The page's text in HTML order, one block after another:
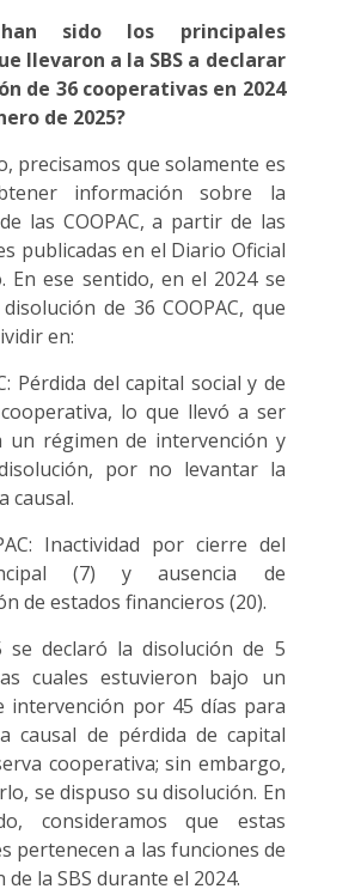
han sido los principales
llevaron a la SBS a declarar
de 36 cooperativas en 2024
de 2025?
precisamos que solamente es
información sobre la
las COOPAC, a partir de las
publicadas en el Diario Oficial
En ese sentido, en el 2024 se
de 36 COOPAC, que
en:
Pérdida del capital social y de
lo que llevó a ser
un régimen de intervención y
por no levantar la
causal.
Inactividad por cierre del
(7) y ausencia de
de estados financieros (20).
se declaró la disolución de 5
cuales estuvieron bajo un
intervención por 45 días para
causal de pérdida de capital
cooperativa; sin embargo,
se dispuso su disolución. En
consideramos que estas
pertenecen a las funciones de
la SBS durante el 2024.